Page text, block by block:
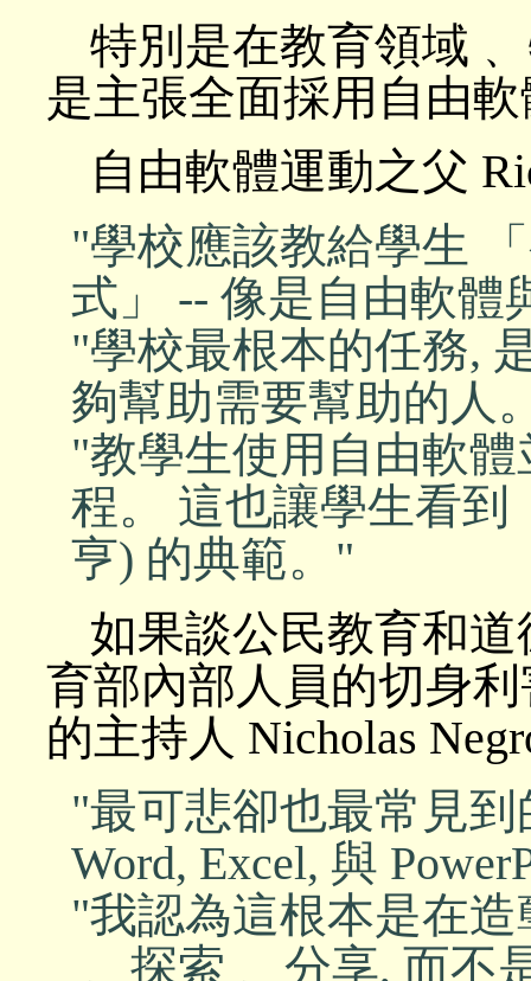
特別是在教育領域
是主張全面採用自由
自由軟體運動之父
"學校應該教給學生
式」 -- 像是自由軟體
"學校最根本的任務,
夠幫助需要幫助的人
"教學生使用自由軟
程。 這也讓學生看到
亨) 的典範。"
如果談公民教育和
育部內部人員的切身
的主持人 Nicholas
"最可悲卻也最常見
Word, Excel, 與
"我認為這根本是在
﹑ 探索﹑ 分享, 而不